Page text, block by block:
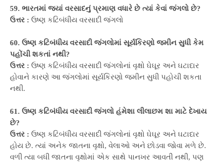
59. ભારતમાં જ્યાં વરસાદનું પ્રમાણ વધારે છે ત્યાં કેવાં જંગલો છે?
ઉત્તર : ઉષ્ણ કટિબંધીય વરસાદી જંગલો
60. ઉષ્ણ કટિબંધીય વરસાદી જંગલોમાં સૂર્યકિરણો જમીન સુધી કેમ
પહોંચી શકતાં નથી?
ઉત્તર : ઉષ્ણ કટિબંધીય વરસાદી જંગલોનાં વૃક્ષો ઘેઘૂર અને ઘટાદાર
હોવાને કારણે આ જંગલોમાં સૂર્યકિરણો જમીન સુધી પહોચી શકતા
નથી.
61. ઉષ્ણ કટિબંધીય વરસાદી જંગલો હંમેશા લીલાછમ શા માટે દેખાય
છે?
ઉત્તર : ઉષ્ણ કટિબંધીય વરસાદી જંગલોનાં વૃક્ષો ઘેઘૂર અને ઘટાદાર
હોય છે. ત્યાં અનેક જાતના વૃક્ષો, વેલાઓ અને છોડવા જોવા મળે છે.
વળી ત્યા બધી જાતના વૃક્ષોમાં એક સાથે પાનખર આવતી નથી, પણ